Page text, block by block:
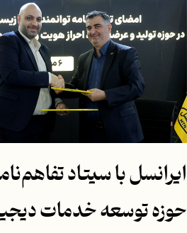
ایرانسل با سیتاد
حوزه توسعه خدمات